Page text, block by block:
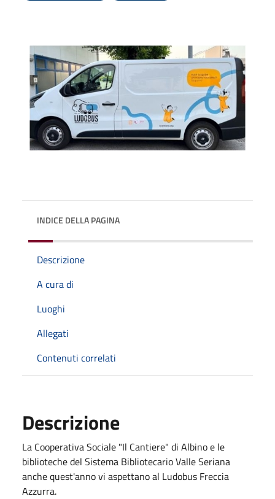
INDICE DELLA PAGINA
Descrizione
A cura di
Luoghi
Allegati
Contenuti correlati
Descrizione
La Cooperativa Sociale "Il Cantiere" di Albino e le
biblioteche del Sistema Bibliotecario Valle Seriana
anche quest'anno vi aspettano al Ludobus Freccia
Azzurra.